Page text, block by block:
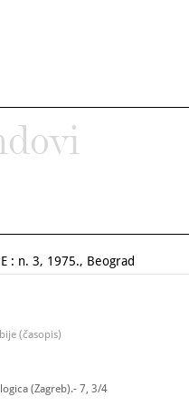
: n. 3, 1975., Beograd
(časopis)
(Zagreb).- 7, 3/4